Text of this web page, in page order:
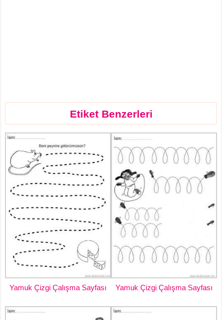
Etiket Benzerleri
Yamuk Çizgi Çalışma Sayfası Yamuk Çizgi Çalışma Sayfası